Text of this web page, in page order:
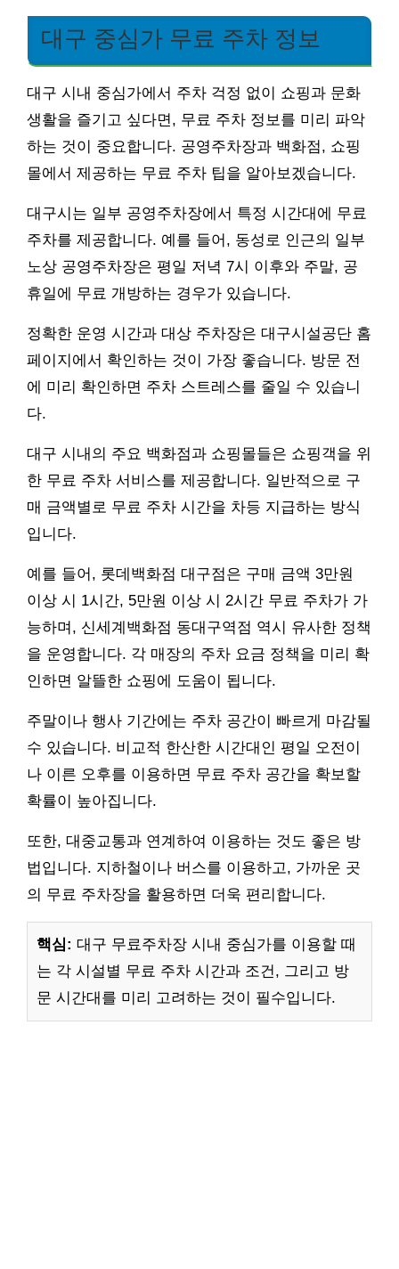
대구 중심가 무료 주차 정보
대구 시내 중심가에서 주차 걱정 없이 쇼핑과 문화
생활을 즐기고 싶다면, 무료 주차 정보를 미리 파악
하는 것이 중요합니다. 공영주차장과 백화점, 쇼핑
몰에서 제공하는 무료 주차 팁을 알아보겠습니다.
대구시는 일부 공영주차장에서 특정 시간대에 무료
주차를 제공합니다. 예를 들어, 동성로 인근의 일부
노상 공영주차장은 평일 저녁 7시 이후와 주말, 공
휴일에 무료 개방하는 경우가 있습니다.
정확한 운영 시간과 대상 주차장은 대구시설공단 홈
페이지에서 확인하는 것이 가장 좋습니다. 방문 전
에 미리 확인하면 주차 스트레스를 줄일 수 있습니
다.
대구 시내의 주요 백화점과 쇼핑몰들은 쇼핑객을 위
한 무료 주차 서비스를 제공합니다. 일반적으로 구
매 금액별로 무료 주차 시간을 차등 지급하는 방식
입니다.
예를 들어, 롯데백화점 대구점은 구매 금액 3만원
이상 시 1시간, 5만원 이상 시 2시간 무료 주차가 가
능하며, 신세계백화점 동대구역점 역시 유사한 정책
을 운영합니다. 각 매장의 주차 요금 정책을 미리 확
인하면 알뜰한 쇼핑에 도움이 됩니다.
주말이나 행사 기간에는 주차 공간이 빠르게 마감될
수 있습니다. 비교적 한산한 시간대인 평일 오전이
나 이른 오후를 이용하면 무료 주차 공간을 확보할
확률이 높아집니다.
또한, 대중교통과 연계하여 이용하는 것도 좋은 방
법입니다. 지하철이나 버스를 이용하고, 가까운 곳
의 무료 주차장을 활용하면 더욱 편리합니다.
핵심: 대구 무료주차장 시내 중심가를 이용할 때
는 각 시설별 무료 주차 시간과 조건, 그리고 방
문 시간대를 미리 고려하는 것이 필수입니다.